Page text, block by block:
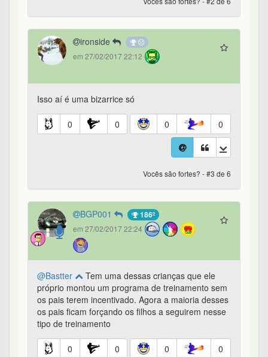
ironside
em 27/02/2017 22:12
Isso aí é uma bizarrice só
0 0 0 0
Vocês são fortes? - #3 de 6
BGP001 186º
em 27/02/2017 22:24
@Bastter
Tem uma dessas crianças que ele
próprio montou um programa de treinamento sem
os pais terem incentivado. Agora a maioria desses
os pais ficam forçando os filhos a seguirem nesse
tipo de treinamento
0 0 0 0